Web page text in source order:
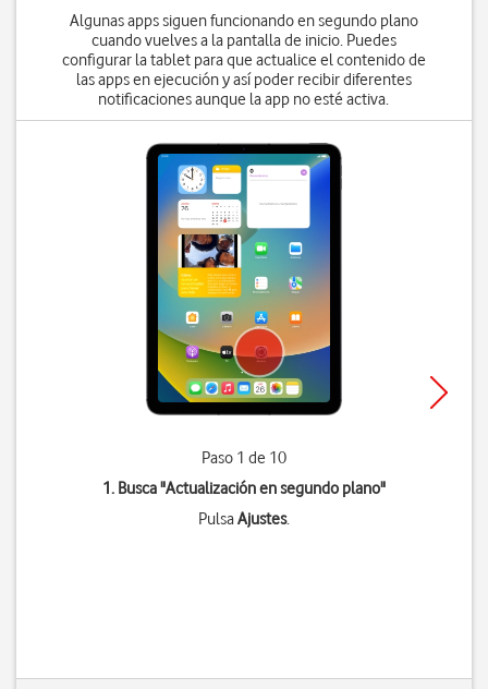
Algunas apps siguen funcionando en segundo plano
cuando vuelves a la pantalla de inicio. Puedes
configurar la tablet para que actualice el contenido de
las apps en ejecución y así poder recibir diferentes
notificaciones aunque la app no esté activa.
Paso 1 de 10
1. Busca "Actualización en segundo plano"
PulsaAjustes.